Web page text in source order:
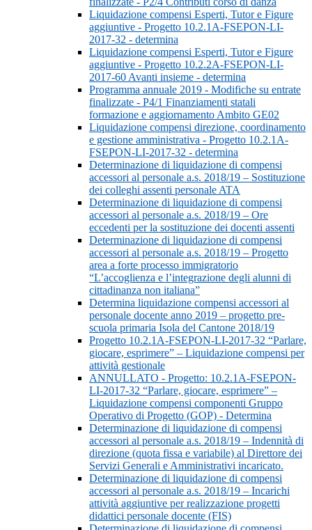
Liquidazione compensi Esperti, Tutor e Figure
aggiuntive - Progetto 10.2.1A-FSEPON-LI-
2017-32 - determina
Liquidazione compensi Esperti, Tutor e Figure
aggiuntive - Progetto 10.2.2A-FSEPON-LI-
2017-60 Avanti insieme - determina
Programma annuale 2019 - Modifiche su entrate
finalizzate - P4/1 Finanziamenti statali
formazione e aggiornamento Ambito GE02
Liquidazione compensi direzione, coordinamento
e gestione amministrativa - Progetto 10.2.1A-
FSEPON-LI-2017-32 - determina
Determinazione di liquidazione di compensi
accessori al personale a.s. 2018/19 – Sostituzione
dei colleghi assenti personale ATA
Determinazione di liquidazione di compensi
accessori al personale a.s. 2018/19 – Ore
eccedenti per la sostituzione dei docenti assenti
Determinazione di liquidazione di compensi
accessori al personale a.s. 2018/19 – Progetto
area a forte processo immigratorio
“L’accoglienza e l’integrazione degli alunni di
cittadinanza non italiana”
Determina liquidazione compensi accessori al
personale docente anno 2019 – progetto pre-
scuola primaria Isola del Cantone 2018/19
Progetto 10.2.1A-FSEPON-LI-2017-32 “Parlare,
giocare, esprimere” – Liquidazione compensi per
attività gestionale
ANNULLATO - Progetto: 10.2.1A-FSEPON-
LI-2017-32 “Parlare, giocare, esprimere” –
Liquidazione compensi componenti Gruppo
Operativo di Progetto (GOP) - Determina
Determinazione di liquidazione di compensi
accessori al personale a.s. 2018/19 – Indennità di
direzione (quota fissa e variabile) al Direttore dei
Servizi Generali e Amministrativi incaricato.
Determinazione di liquidazione di compensi
accessori al personale a.s. 2018/19 – Incarichi
attività aggiuntive per realizzazione progetti
didattici personale docente (FIS)